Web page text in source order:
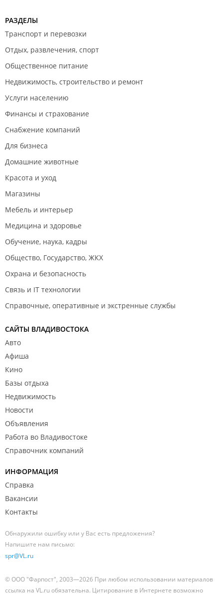
РАЗДЕЛЫ
Транспорт и перевозки
Отдых, развлечения, спорт
Общественное питание
Недвижимость, строительство и ремонт
Услуги населению
Финансы и страхование
Снабжение компаний
Для бизнеса
Домашние животные
Красота и уход
Магазины
Мебель и интерьер
Медицина и здоровье
Обучение, наука, кадры
Общество, Государство, ЖКХ
Охрана и безопасность
Связь и IT технологии
Справочные, оперативные и экстренные службы
САЙТЫ ВЛАДИВОСТОКА
Авто
Афиша
Кино
Базы отдыха
Недвижимость
Новости
Объявления
Работа во Владивостоке
Справочник компаний
ИНФОРМАЦИЯ
Справка
Вакансии
Контакты
Обнаружили ошибку или у Вас есть предложения?
Напишите нам письмо:
spr@VL.ru
© ООО "Фарпост", 2003—2026 При любом использовании материалов
ссылка на VL.ru обязательна. Цитирование в Интернете возможно